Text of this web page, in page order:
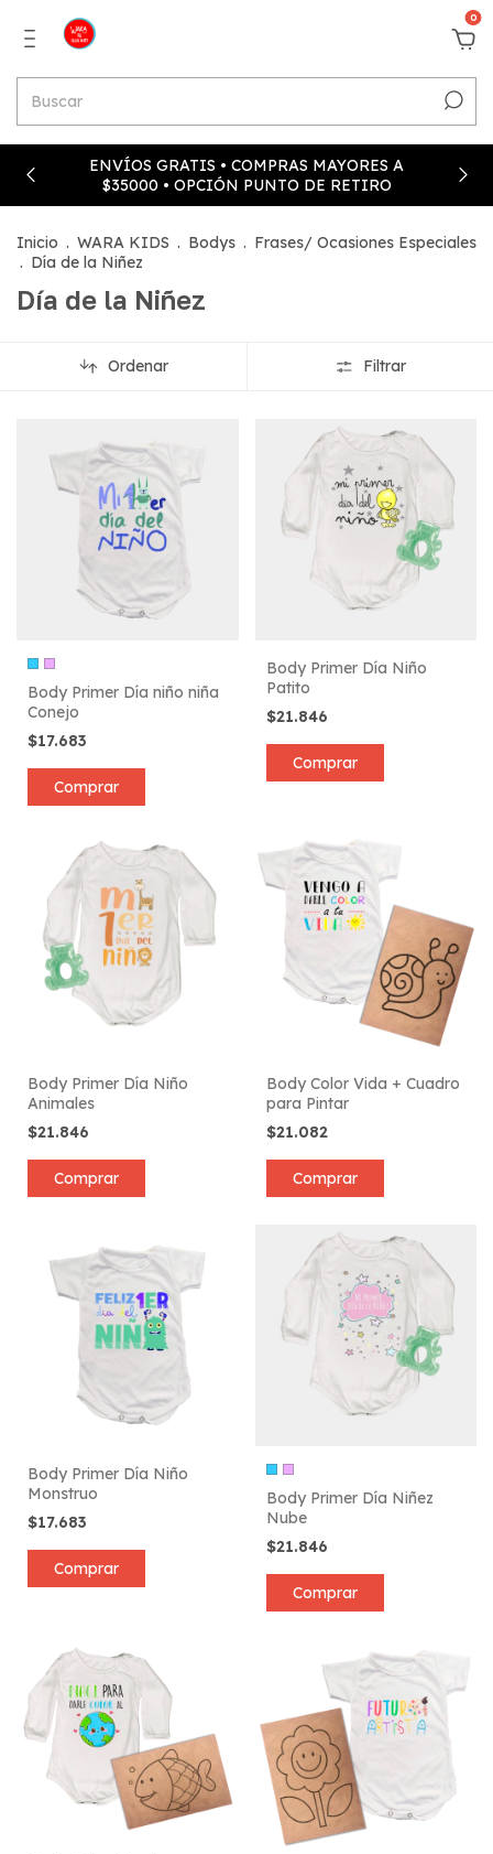
0
ENVÍOS GRATIS • COMPRAS MAYORES A
$35000 • OPCIÓN PUNTO DE RETIRO
Inicio . WARA KIDS . Bodys . Frases/ Ocasiones Especiales
. Día de la Niñez
Día de la Niñez
Ordenar Filtrar
Body Primer Día niño niña
Conejo
$17.683
Comprar
Body Primer Día Niño
Patito
$21.846
Comprar
Body Primer Día Niño
Animales
$21.846
Comprar
Body Color Vida + Cuadro
para Pintar
$21.082
Comprar
Body Primer Día Niño
Monstruo
$17.683
Comprar
Body Primer Día Niñez
Nube
$21.846
Comprar